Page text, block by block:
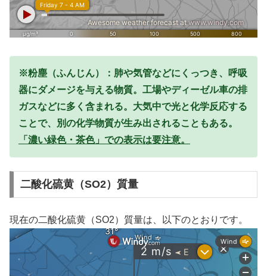
※粉塵（ふんじん）：肺や気管などにくっつき、呼吸
器にダメージを与える物質。工場やディーゼル車の排
ガスなどに多く含まれる。大気中で光と化学反応する
ことで、別の化学物質が生み出されることもある。
「濃い緑色・茶色」での表示は要注意。
二酸化硫黄（SO2）質量
現在の二酸化硫黄（SO2）質量は、以下のとおりです。